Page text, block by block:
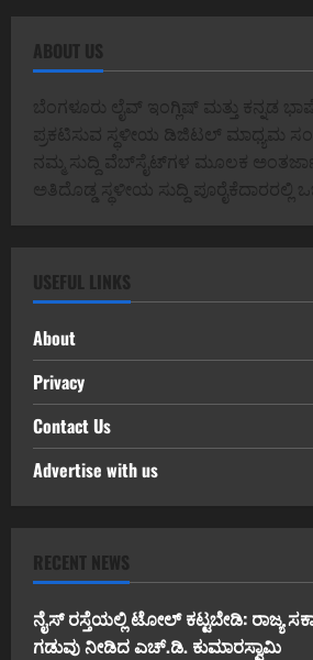
ABOUT US
ಬೆಂಗಳೂರು ಲೈವ್ ಇಂಗ್ಲಿಷ್ ಮತ್ತು ಕನ್ನಡ
ಪ್ರಕಟಿಸುವ ಸ್ಥಳೀಯ ಡಿಜಿಟಲ್ ಮಾಧ್ಯಮ
ನಮ್ಮ ಸುದ್ದಿ ವೆಬ್‌ಸೈಟ್‌ಗಳ ಮೂಲಕ
ಅತಿದೊಡ್ಡ ಸ್ಥಳೀಯ ಸುದ್ದಿ ಪೂರೈಕೆದಾರರಲ್ಲಿ
USEFUL LINKS
About
Privacy
Contact Us
Advertise with us
RECENT NEWS
ನೈಸ್ ರಸ್ತೆಯಲ್ಲಿ ಟೋಲ್ ಕಟ್ಟಬೇಡಿ: ರಾಜ್ಯ
ಗಡುವು ನೀಡಿದ ಎಚ್.ಡಿ. ಕುಮಾರಸ್ವಾಮಿ